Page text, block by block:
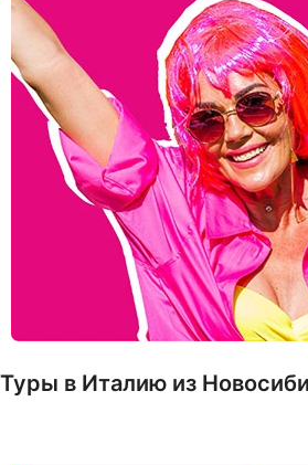
Туры в Италию из